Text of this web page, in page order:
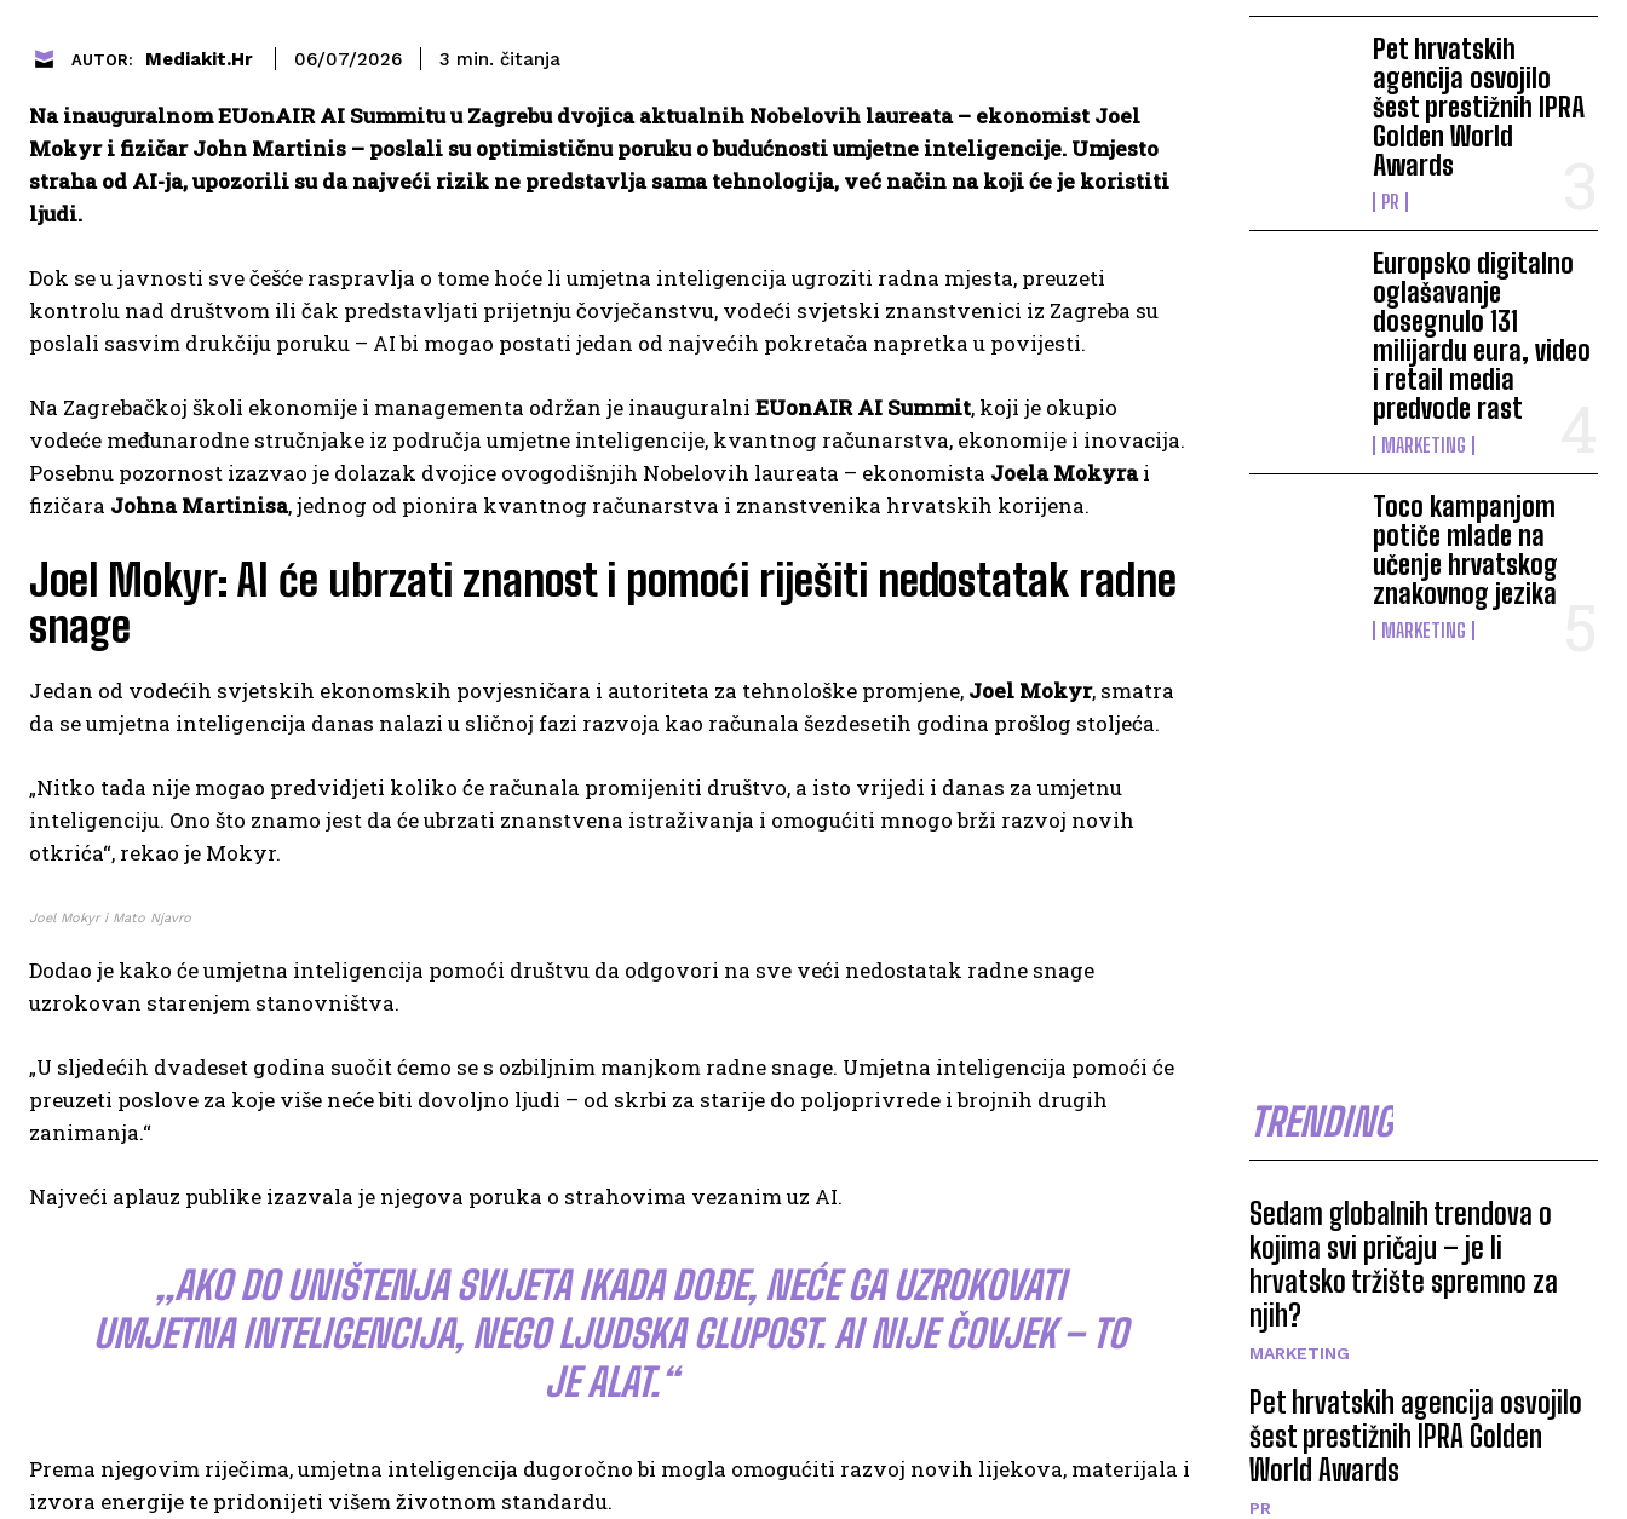
AUTOR: Mediakit.hr 06/07/2026 3 min. čitanja
Na inauguralnom EUonAIR AI Summitu u Zagrebu dvojica aktualnih Nobelovih laureata – ekonomist Joel
Mokyr i fizičar John Martinis – poslali su optimističnu poruku o budućnosti umjetne inteligencije. Umjesto
straha od AI-ja, upozorili su da najveći rizik ne predstavlja sama tehnologija, već način na koji će je koristiti
ljudi.
Dok se u javnosti sve češće raspravlja o tome hoće li umjetna inteligencija ugroziti radna mjesta, preuzeti
kontrolu nad društvom ili čak predstavljati prijetnju čovječanstvu, vodeći svjetski znanstvenici iz Zagreba su
poslali sasvim drukčiju poruku – AI bi mogao postati jedan od najvećih pokretača napretka u povijesti.
Na Zagrebačkoj školi ekonomije i managementa održan je inauguralni EUonAIR AI Summit, koji je okupio
vodeće međunarodne stručnjake iz područja umjetne inteligencije, kvantnog računarstva, ekonomije i inovacija.
Posebnu pozornost izazvao je dolazak dvojice ovogodišnjih Nobelovih laureata – ekonomista Joela Mokyrai
fizičara Johna Martinisa, jednog od pionira kvantnog računarstva i znanstvenika hrvatskih korijena.
Joel Mokyr: AI će ubrzati znanost i pomoći riješiti nedostatak radne
snage
Jedan od vodećih svjetskih ekonomskih povjesničara i autoriteta za tehnološke promjene, Joel Mokyr, smatra
da se umjetna inteligencija danas nalazi u sličnoj fazi razvoja kao računala šezdesetih godina prošlog stoljeća.
„Nitko tada nije mogao predvidjeti koliko će računala promijeniti društvo, a isto vrijedi i danas za umjetnu
inteligenciju. Ono što znamo jest da će ubrzati znanstvena istraživanja i omogućiti mnogo brži razvoj novih
otkrića“, rekao je Mokyr.
Joel Mokyr i Mato Njavro
Dodao je kako će umjetna inteligencija pomoći društvu da odgovori na sve veći nedostatak radne snage
uzrokovan starenjem stanovništva.
„U sljedećih dvadeset godina suočit ćemo se s ozbiljnim manjkom radne snage. Umjetna inteligencija pomoći će
preuzeti poslove za koje više neće biti dovoljno ljudi – od skrbi za starije do poljoprivrede i brojnih drugih
zanimanja.“
Najveći aplauz publike izazvala je njegova poruka o strahovima vezanim uz AI.
„AKO DO UNIŠTENJA SVIJETA IKADA DOĐE, NEĆE GA UZROKOVATI
UMJETNA INTELIGENCIJA, NEGO LJUDSKA GLUPOST. AI NIJE ČOVJEK – TO
JE ALAT.“
Prema njegovim riječima, umjetna inteligencija dugoročno bi mogla omogućiti razvoj novih lijekova, materijala i
izvora energije te pridonijeti višem životnom standardu.
Pet hrvatskih
agencija osvojilo
šest prestižnih IPRA
Golden World
Awards
PR
Europsko digitalno
oglašavanje
dosegnulo 131
milijardu eura, video
i retail media
predvode rast
MARKETING
Toco kampanjom
potiče mlade na
učenje hrvatskog
znakovnog jezika
MARKETING
TRENDING
Sedam globalnih trendova o
kojima svi pričaju – je li
hrvatsko tržište spremno za
njih?
MARKETING
Pet hrvatskih agencija osvojilo
šest prestižnih IPRA Golden
World Awards
PR